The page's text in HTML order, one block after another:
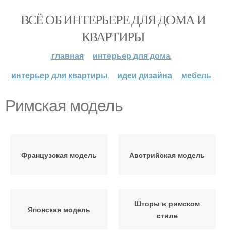
ВСЁ ОБ ИНТЕРЬЕРЕ ДЛЯ ДОМА И
КВАРТИРЫ
главная
интерьер для дома
интерьер для квартиры
идеи дизайна мебель
Римская модель
Французская модель Австрийская модель
Японская модель
Шторы в римском
стиле